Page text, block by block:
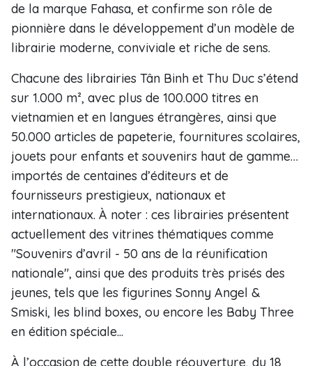
de la marque Fahasa, et confirme son rôle de
pionnière dans le développement d’un modèle de
librairie moderne, conviviale et riche de sens.
Chacune des librairies Tân Binh et Thu Duc s’étend
sur 1.000 m², avec plus de 100.000 titres en
vietnamien et en langues étrangères, ainsi que
50.000 articles de papeterie, fournitures scolaires,
jouets pour enfants et souvenirs haut de gamme…
importés de centaines d’éditeurs et de
fournisseurs prestigieux, nationaux et
internationaux. À noter : ces librairies présentent
actuellement des vitrines thématiques comme
"Souvenirs d’avril - 50 ans de la réunification
nationale", ainsi que des produits très prisés des
jeunes, tels que les figurines Sonny Angel &
Smiski, les blind boxes, ou encore les Baby Three
en édition spéciale...
À l’occasion de cette double réouverture, du 18